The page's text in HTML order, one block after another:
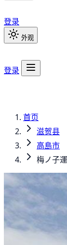
登录
外观
登录
首页
滋贺县
高島市
梅ノ子